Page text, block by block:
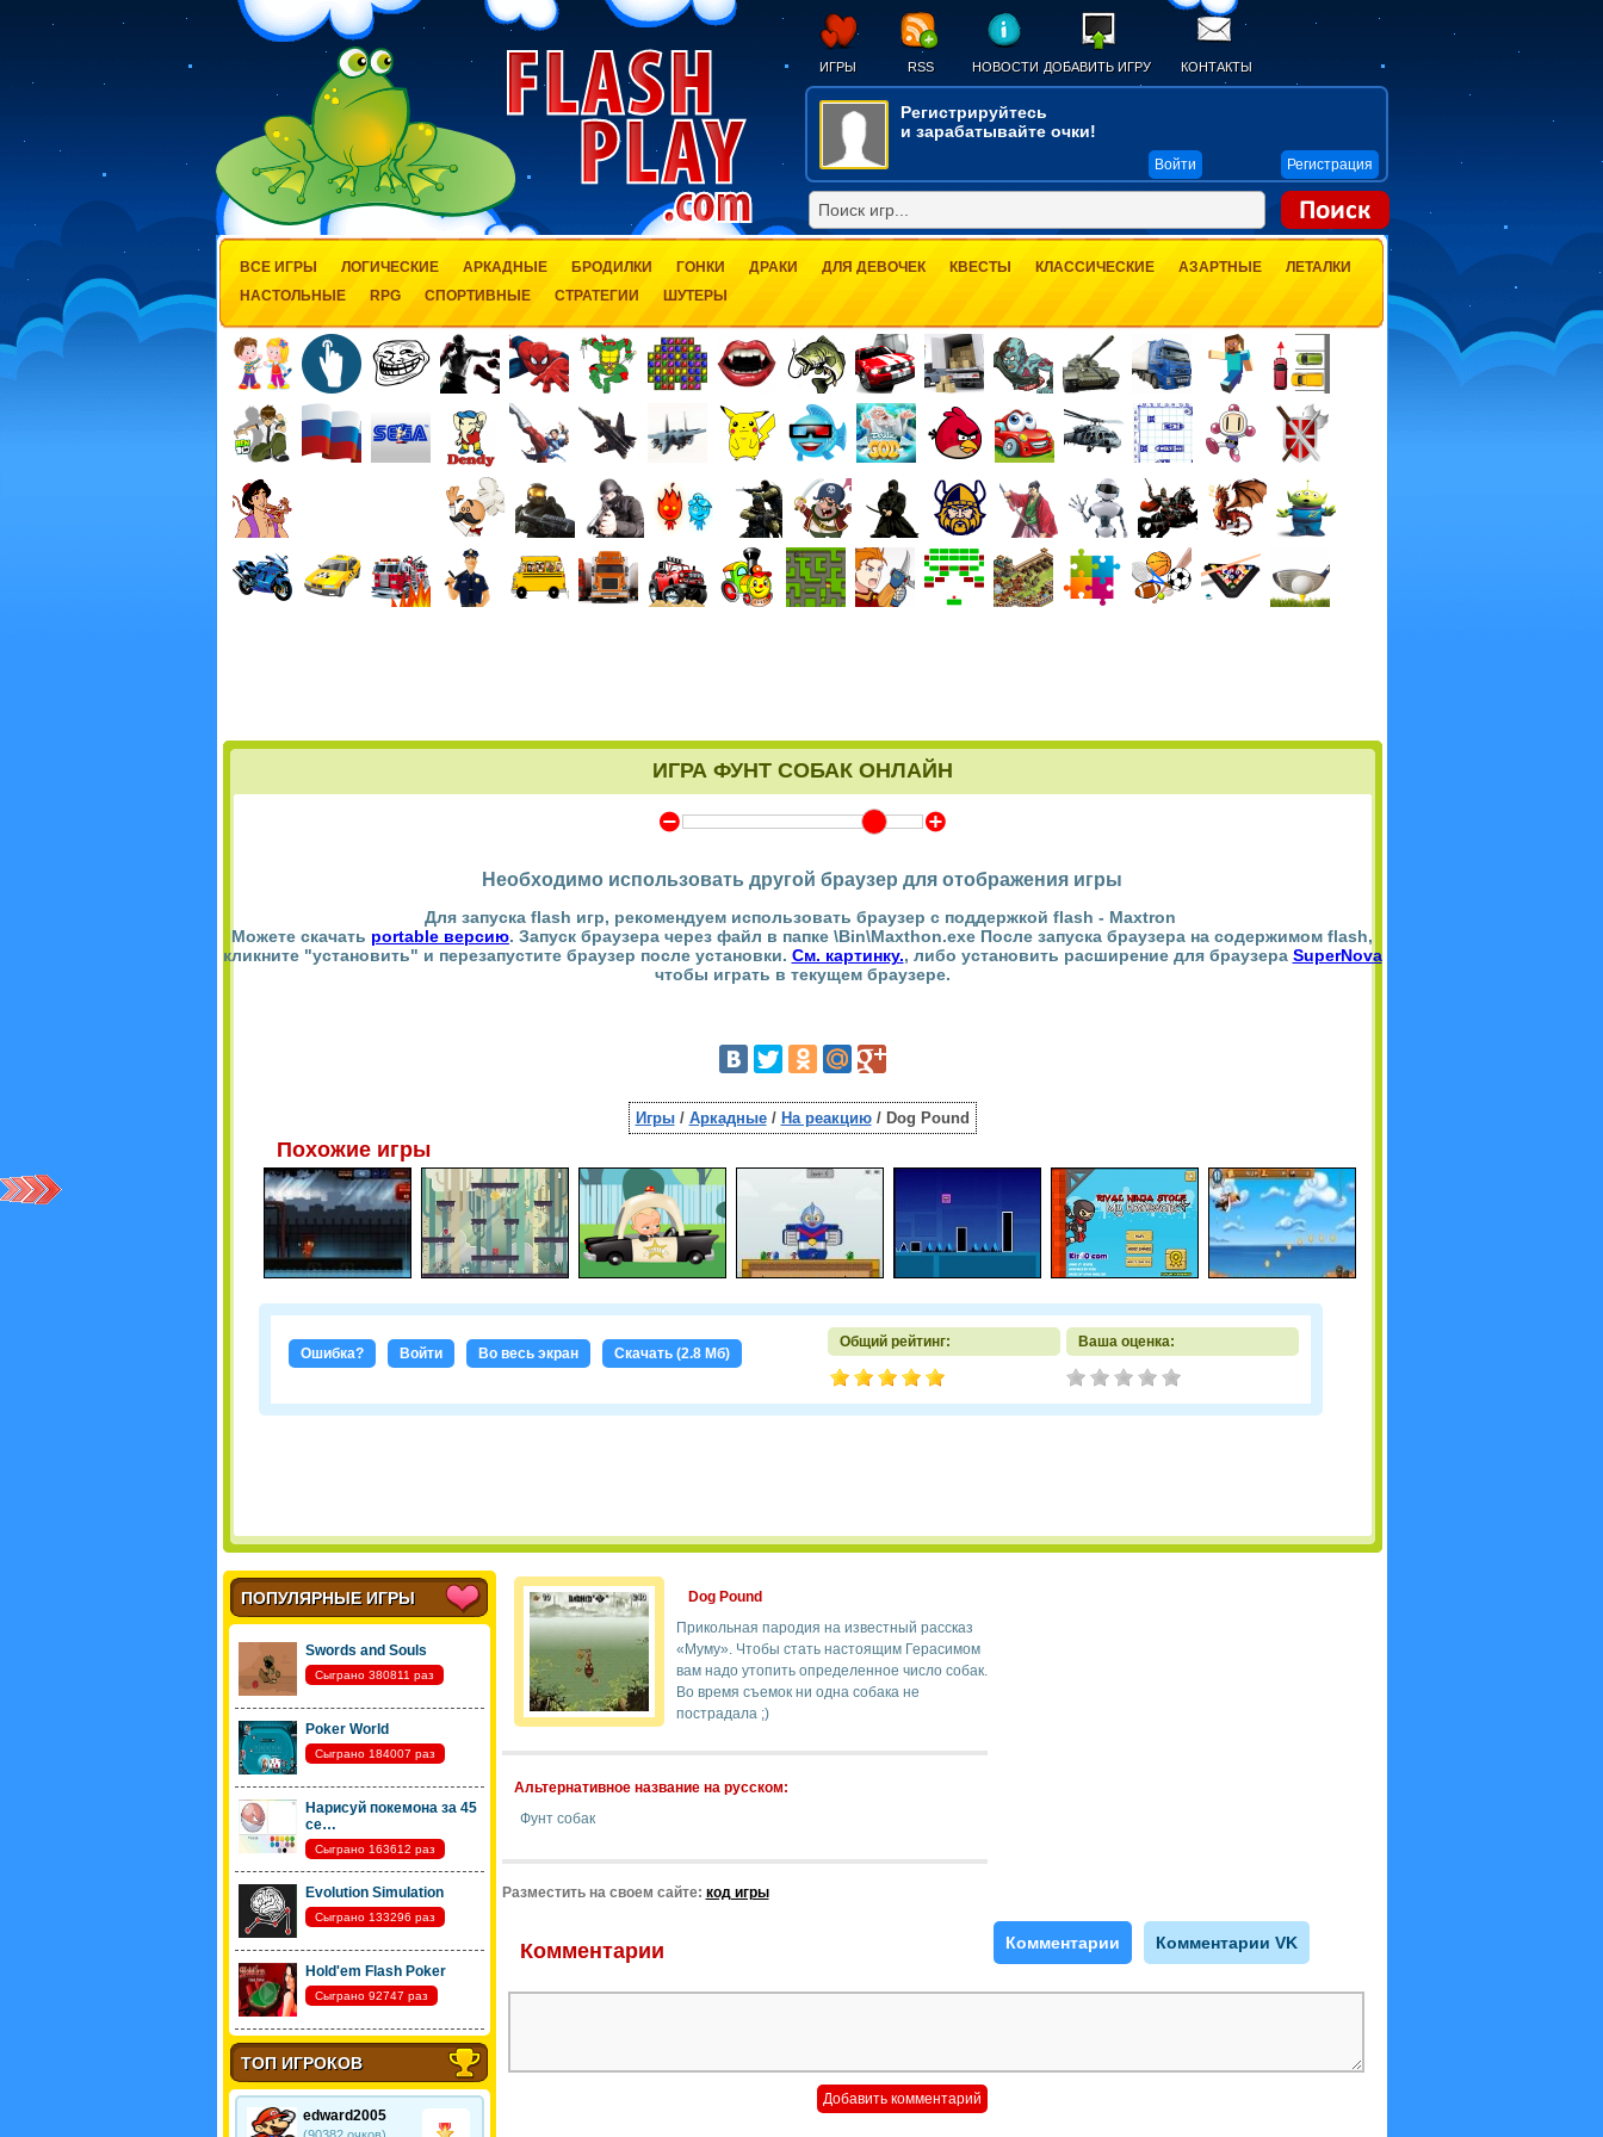
ИГРЫ RSS НОВОСТИ ДОБАВИТЬ ИГРУ КОНТАКТЫ
Регистрируйтесь
и зарабатывайте очки!
Войти Регистрация
ВСЕ ИГРЫ ЛОГИЧЕСКИЕ АРКАДНЫЕ БРОДИЛКИ ГОНКИ ДРАКИ ДЛЯ ДЕВОЧЕК КВЕСТЫ КЛАССИЧЕСКИЕ АЗАРТНЫЕ
ЛЕТАЛКИ
НАСТОЛЬНЫЕ
RPG СПОРТИВНЫЕ СТРАТЕГИИ ШУТЕРЫ
ИГРА ФУНТ СОБАК ОНЛАЙН
Y Z
Необходимо использовать другой браузер для отображения игры
Для запуска flash игр, рекомендуем использовать браузер с поддержкой flash - Maxtron
Можете скачать portable версию. Запуск браузера через файл в папке \Bin\Maxthon.exe После запуска браузера на содержимом flash,
кликните "установить" и перезапустите браузер после установки. См. картинку., либо установить расширение для браузера SuperNova
чтобы играть в текущем браузере.
Игры/ Аркадные/ На реакцию/ Dog Pound
Похожие игры
Ошибка? Войти Во весь экран Скачать (2.8 Мб)
Общий рейтинг: Ваша оценка:
ПОПУЛЯРНЫЕ ИГРЫ
Swords and Souls
Сыграно 380811 раз
Poker World
Сыграно 184007 раз
Нарисуй покемона за 45
се…
Сыграно 163612 раз
Evolution Simulation
Сыграно 133296 раз
Hold'em Flash Poker
Сыграно 92747 раз
ТОП ИГРОКОВ
edward2005
Dog Pound
Прикольная пародия на известный рассказ
«Муму». Чтобы стать настоящим Герасимом
вам надо утопить определенное число собак.
Во время съемок ни одна собака не
пострадала ;)
Альтернативное название на русском:
Фунт собак
Разместить на своем сайте: код игры
Комментарии Комментарии Комментарии VK